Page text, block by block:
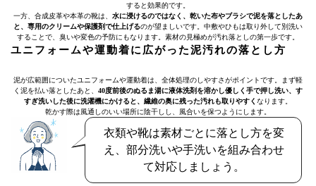
すると効果的です。
一方、合成皮革や本革の靴は、 水に浸けるのではなく、乾いた布やブラシで泥を落としたあ
と、専用のクリームや保護剤で仕上げるのが望ましいです。中敷やひもは取り外して別洗い
することで、臭いや変色の予防にもなります。素材の見極めが汚れ落としの第一歩です。
ユニフォームや運動着に広がった泥汚れの落とし方
泥が広範囲についたユニフォームや運動着は、全体処理のしやすさがポイントです。まず軽
く泥を払い落としたあと、 40度前後のぬるま湯に液体洗剤を溶かし優しく手で押し洗い、す
すぎ洗いした後に洗濯機にかけると、繊維の奥に残った汚れも取りやすく なります。
乾かす際は風通しのいい場所に陰干しし、風合いを保つようにします。
衣類や靴は素材ごとに落とし方を変
え、部分洗いや手洗いを組み合わせ
て対応しましょう。